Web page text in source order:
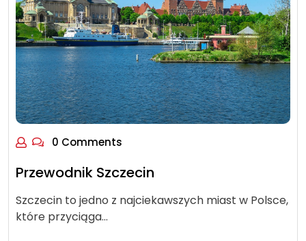
0 Comments
Przewodnik Szczecin
Szczecin to jedno z najciekawszych miast w Polsce,
które przyciąga…